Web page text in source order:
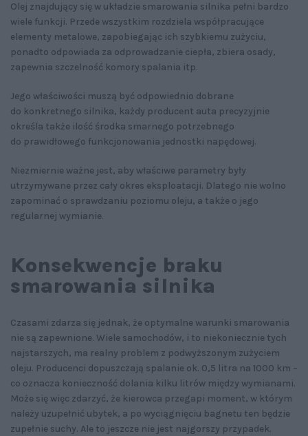
Olej znajdujący się w układzie smarowania silnika pełni bardzo
wiele funkcji. Przede wszystkim rozdziela współpracujące
elementy metalowe, zapobiegając ich szybkiemu zużyciu,
ponadto odpowiada za odprowadzanie ciepła, zbiera osady,
zapewnia szczelność komory spalania itp.
Jego właściwości muszą być odpowiednio dobrane
do konkretnego silnika, każdy producent auta precyzyjnie
określa także ilość środka smarnego potrzebnego
do prawidłowego funkcjonowania jednostki napędowej.
Niezmiernie ważne jest, aby właściwe parametry były
utrzymywane przez cały okres eksploatacji. Dlatego nie wolno
zapominać o sprawdzaniu poziomu oleju, a także o jego
regularnej wymianie.
Konsekwencje braku
smarowania silnika
Czasami zdarza się jednak, że optymalne warunki smarowania
nie są zapewnione. Wiele samochodów, i to niekoniecznie tych
najstarszych, ma realny problem z podwyższonym zużyciem
oleju. Producenci dopuszczają spalanie ok. 0,5 litra na 1000 km –
co oznacza konieczność dolania kilku litrów między wymianami.
Może się więc zdarzyć, że kierowca przegapi moment, w którym
należy uzupełnić ubytek, a po wyciągnięciu bagnetu ten będzie
zupełnie suchy. Ale to jeszcze nie jest najgorszy przypadek.